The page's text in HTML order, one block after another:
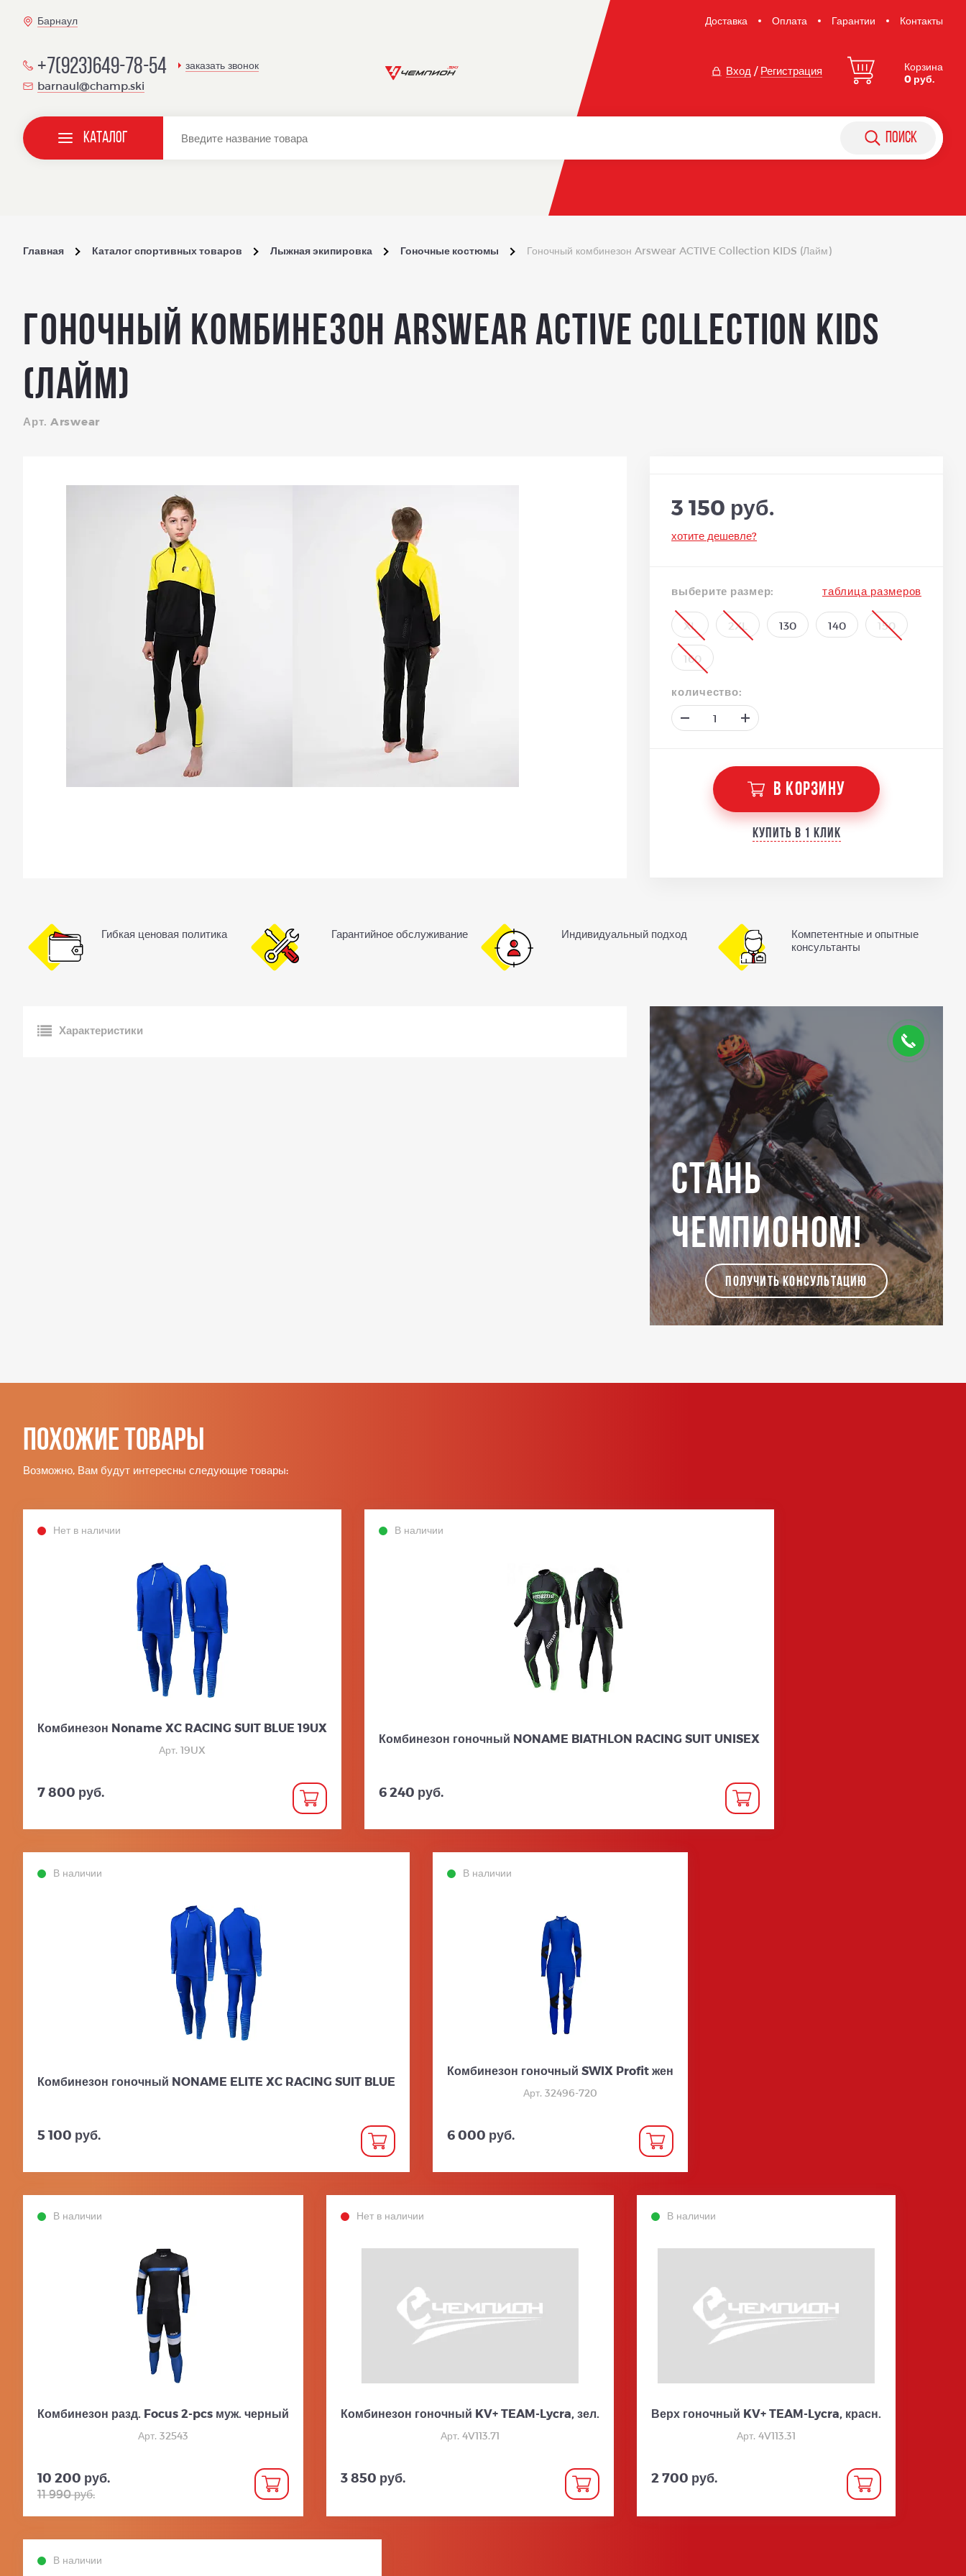
Барнаул Доставка Оплата Гарантии Контакты
+7(923)649-78-54 заказать звонок
barnaul@champ.ski
Вход / Регистрация
Корзина
0 руб.
Каталог поиск
Главная Каталог спортивных товаров Лыжная экипировка Гоночные костюмы Гоночный комбинезон Arswear ACTIVE Collection KIDS (Лайм)
Гоночный комбинезон Arswear ACTIVE Collection KIDS
(Лайм)
Арт. Arswear
3 150 руб.
хотите дешевле?
выберите размер: таблица размеров
XL 2XL 130 140 150
160
количество:
В КОРЗИНУ
Купить в 1 клик
Гибкая ценовая политика Гарантийное обслуживание Индивидуальный подход
Компетентные и опытные
консультанты
Характеристики
Стань
чемпионом!
ПОЛУЧИТЬ КОНСУЛЬТАЦИЮ
Похожие товары
Возможно, Вам будут интересны следующие товары:
Нет в наличии
Комбинезон Noname XC RACING SUIT BLUE 19UX
Арт. 19UX
7 800 руб.
В наличии
Комбинезон гоночный NONAME BIATHLON RACING SUIT UNISEX
6 240 руб.
В наличии
Комбинезон гоночный NONAME ELITE XC RACING SUIT BLUE
5 100 руб.
В наличии
Комбинезон гоночный SWIX Profit жен
Арт. 32496-720
6 000 руб.
В наличии
Комбинезон разд. Focus 2-pcs муж. черный
Арт. 32543
10 200 руб.
11 990 руб.
Нет в наличии
Комбинезон гоночный KV+ TEAM-Lycra, зел.
Арт. 4V113.71
3 850 руб.
В наличии
Верх гоночный KV+ TEAM-Lycra, красн.
Арт. 4V113.31
2 700 руб.
В наличии